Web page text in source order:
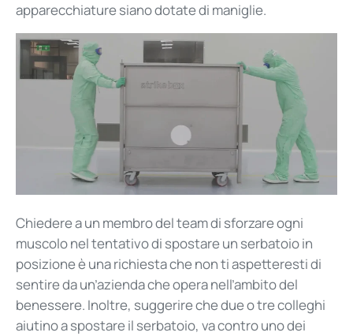
apparecchiature siano dotate di maniglie.
Chiedere a un membro del team di sforzare ogni
muscolo nel tentativo di spostare un serbatoio in
posizione è una richiesta che non ti aspetteresti di
sentire da un’azienda che opera nell’ambito del
benessere. Inoltre, suggerire che due o tre colleghi
aiutino a spostare il serbatoio, va contro uno dei